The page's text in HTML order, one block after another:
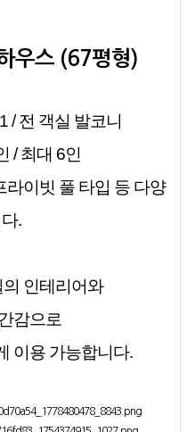
우스 (67평형)
/ 전 객실 발코니
/ 최대 6인
라이빗 풀 타입 등 다양
.
의 인테리어와
감으로
이용 가능합니다.